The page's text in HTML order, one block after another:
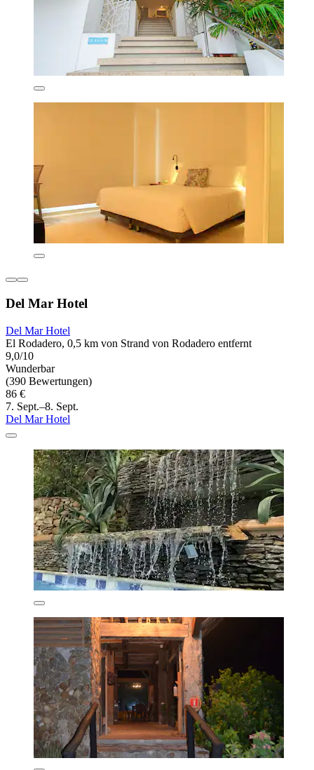
Del Mar Hotel
Del Mar Hotel
El Rodadero, 0,5 km von Strand von Rodadero entfernt
9,0/10
Wunderbar
(390 Bewertungen)
86 €
7. Sept.–8. Sept.
Del Mar Hotel